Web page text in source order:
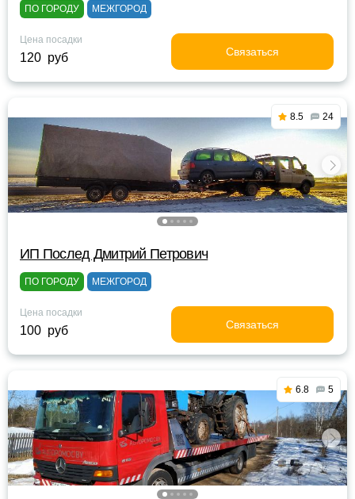
ПО ГОРОДУ МЕЖГОРОД
Цена посадки
120 руб Связаться
8.5 24
ИП Послед Дмитрий Петрович
ПО ГОРОДУ МЕЖГОРОД
Цена посадки
100 руб Связаться
6.8 5